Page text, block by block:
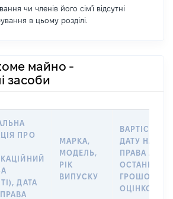
чи членів його сім'ї відсутні
в цьому розділі.
майно -
засоби
ПРО
ДАТА
МАРКА,
МОДЕЛЬ,
РІК
ВИПУСКУ
ВАРТІСТЬ НА
ДАТУ
ПРАВА АБО
ГРОШОВОЮ
ОЦІНКОЮ,